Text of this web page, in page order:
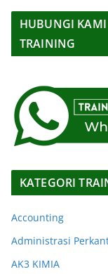
HUBUNGI
TRAINING
KATEGORI
Accounting
Administrasi
AK3 KIMIA